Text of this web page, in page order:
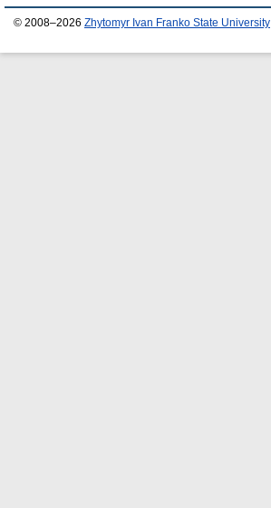
© 2008–2026 Zhytomyr Ivan Franko State University